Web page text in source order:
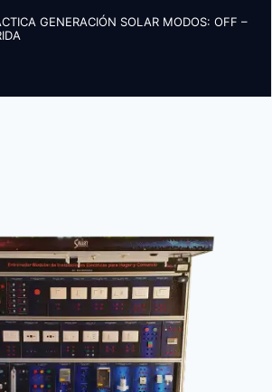
GENERACIÓN SOLAR MODOS: OFF –